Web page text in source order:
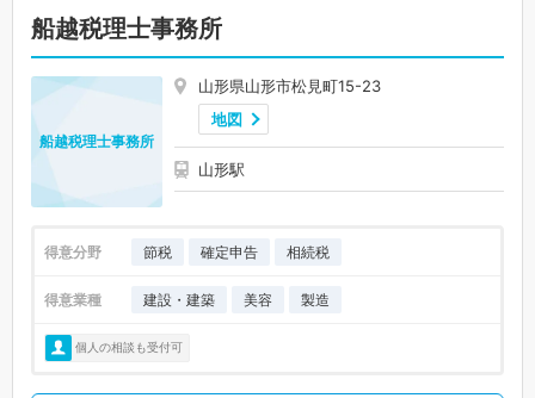
船越税理士事務所
山形県山形市松見町15-23
地図
山形駅
船越税理士事務所
得意分野 節税 確定申告 相続税
得意業種 建設・建築 美容 製造
個人の相談も受付可